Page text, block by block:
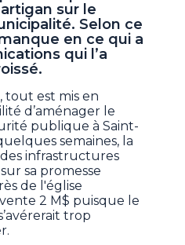
sur le
Selon ce
en ce qui a
qui l’a
tout est mis en
d’aménager le
publique à Saint-
semaines, la
infrastructures
sa promesse
de l'église
2 M$ puisque le
trop